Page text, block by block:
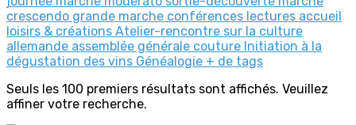
crescendo grande marche conférences lectures accueil
loisirs & créations Atelier-rencontre sur la culture
allemande assemblée générale couture Initiation à la
dégustation des vins Généalogie + de tags
Seuls les 100 premiers résultats sont affichés. Veuillez
affiner votre recherche.